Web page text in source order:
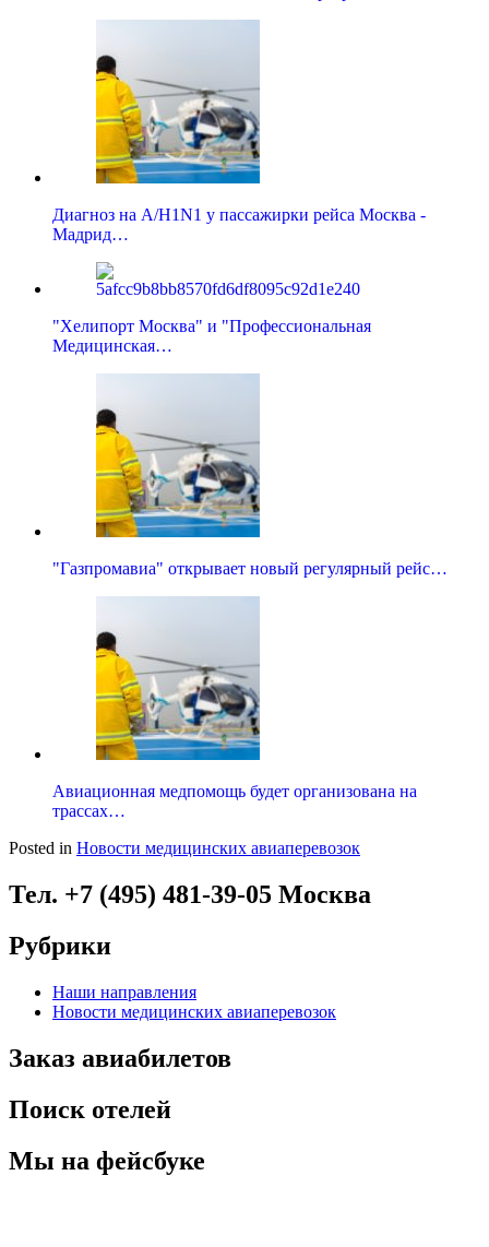
Диагноз на A/H1N1 у пассажирки рейса Москва -
Мадрид…
"Хелипорт Москва" и "Профессиональная
Медицинская…
"Газпромавиа" открывает новый регулярный рейс…
Авиационная медпомощь будет организована на
трассах…
Posted in Новости медицинских авиаперевозок
Тел. +7 (495) 481-39-05 Москва
Рубрики
Наши направления
Новости медицинских авиаперевозок
Заказ авиабилетов
Поиск отелей
Мы на фейсбуке